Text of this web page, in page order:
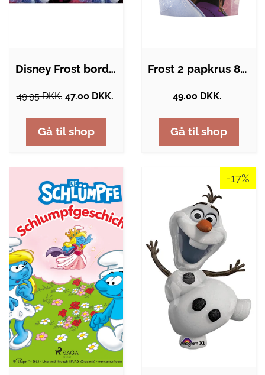
Disney Frost borddug - 120x180 cm
49.95 DKK. 47.00 DKK.
Gå til shop
Frost 2 papkrus 8x - 200 ml
49.00 DKK.
Gå til shop
-17%